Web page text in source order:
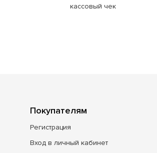
кассовый чек
Покупателям
Регистрация
Вход в личный кабинет